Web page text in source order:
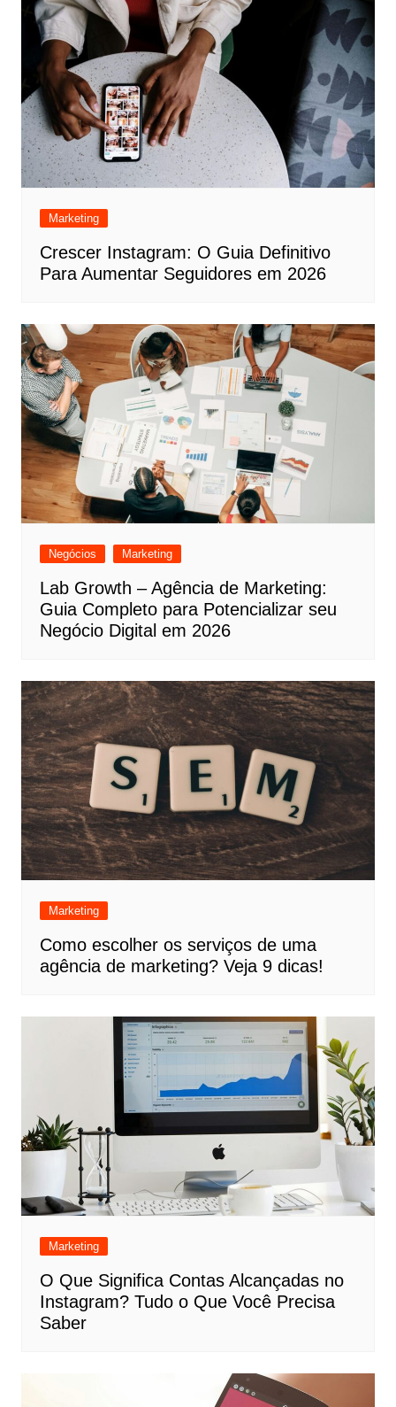
Marketing
Crescer Instagram: O Guia Definitivo
Para Aumentar Seguidores em 2026
Negócios Marketing
Lab Growth – Agência de Marketing:
Guia Completo para Potencializar seu
Negócio Digital em 2026
Marketing
Como escolher os serviços de uma
agência de marketing? Veja 9 dicas!
Marketing
O Que Significa Contas Alcançadas no
Instagram? Tudo o Que Você Precisa
Saber